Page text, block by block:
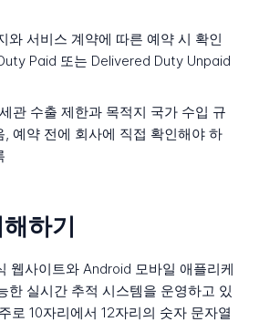
와 서비스 계약에 따른 예약 시 확인
Paid 또는 Delivered Duty Unpaid
관 수출 제한과 목적지 국가 수입 규
, 예약 전에 회사에 직접 확인해야 하
하기
웹사이트와 Android 모바일 애플리케
한 실시간 추적 시스템을 운영하고 있
로 10자리에서 12자리의 숫자 문자열